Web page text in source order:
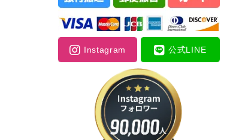
Instagram 公式LINE